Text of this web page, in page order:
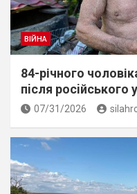
ВІЙНА
84-річного
пiсля росiйського
07/31/2026